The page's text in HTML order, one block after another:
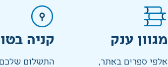
מגוון ענק
אלפי ספרים באתר,
קניה
התשלום